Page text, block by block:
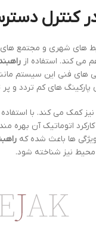
کنترل
های شهری و مجتمع
می کند. استفاده از
های فنی این سیستم
های کم تردد و
کمک می کند. با
اتوماتیک آن بهره
ها باعث شده که
محیط نیز شناخته شود.